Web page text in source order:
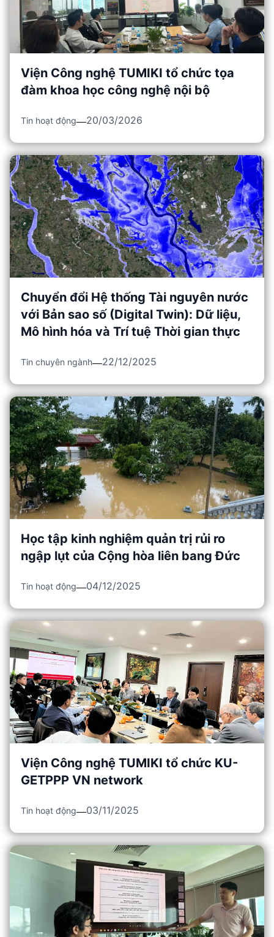
Viện Công nghệ TUMIKI tổ chức tọa
đàm khoa học công nghệ nội bộ
Tin hoạt động 20/03/2026
Chuyển đổi Hệ thống Tài nguyên nước
với Bản sao số (Digital Twin): Dữ liệu,
Mô hình hóa và Trí tuệ Thời gian thực
Tin chuyên ngành 22/12/2025
Học tập kinh nghiệm quản trị rủi ro
ngập lụt của Cộng hòa liên bang Đức
Tin hoạt động 04/12/2025
Viện Công nghệ TUMIKI tổ chức KU-
GETPPP VN network
Tin hoạt động 03/11/2025